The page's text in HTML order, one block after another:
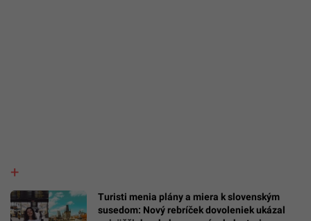
Turisti menia plány a miera k slovenským
susedom: Nový rebríček dovoleniek ukázal